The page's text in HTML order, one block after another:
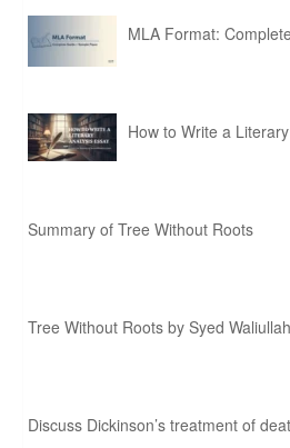
MLA Format:
How to Write a
Summary of Tree Without Roots
Tree Without Roots by Syed Waliullah
Discuss Dickinson’s treatment of